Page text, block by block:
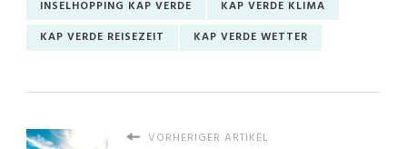
INSELHOPPING KAP VERDE
KAP VERDE KLIMA
KAP VERDE REISEZEIT
KAP VERDE WETTER
VORHERIGER ARTIKEL